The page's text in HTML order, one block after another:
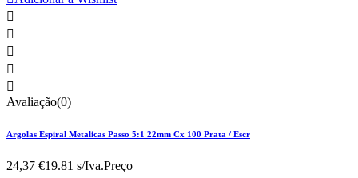





Avaliação(0)
Argolas Espiral Metalicas Passo 5:1 22mm Cx 100 Prata / Escr
24,37 €19.81 s/Iva.Preço